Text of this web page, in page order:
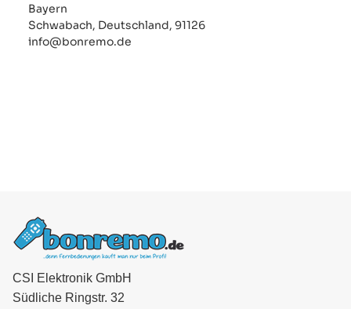
Bayern
Schwabach, Deutschland, 91126
info@bonremo.de
CSI Elektronik GmbH
Südliche Ringstr. 32